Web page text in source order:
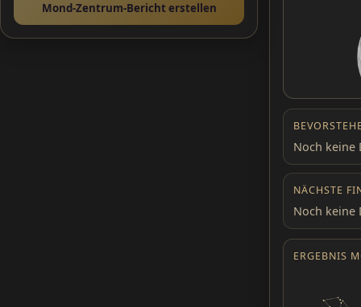
Mond-Zentrum-Bericht erstellen
Noch keine
NÄCHSTE
Noch keine
ERGEBNIS